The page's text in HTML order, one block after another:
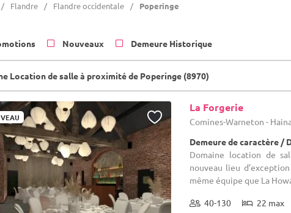
Flandre Flandre occidentale Poperinge
Nouveaux Demeure Historique
Location de salle à proximité de Poperinge (8970)
La Forgerie
Comines-Warneton -
Demeure de caractère /
Domaine location de
nouveau lieu
même équipe que La
40-130 22 max